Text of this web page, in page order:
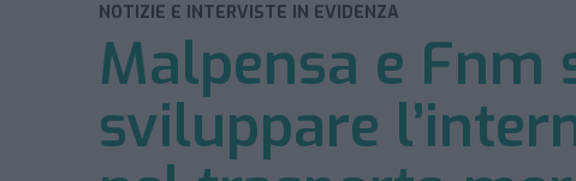
NOTIZIE E INTERVISTE IN EVIDENZA
Malpensa e Fnm
sviluppare